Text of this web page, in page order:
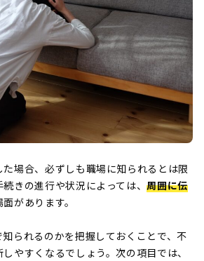
場合、必ずしも職場に知られるとは限
続きの進行や状況によっては、周囲に伝
面があります。
られるのかを把握しておくことで、不
やすくなるでしょう。次の項目では、